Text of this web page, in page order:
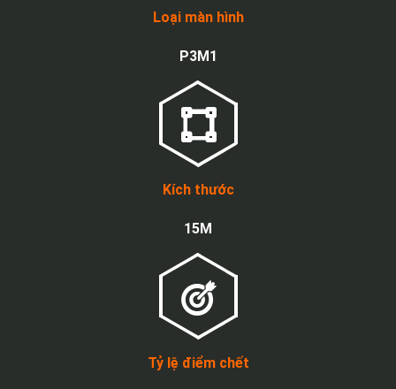
Loại màn hình
P3M1
Kích thước
15M
Tỷ lệ điểm chết